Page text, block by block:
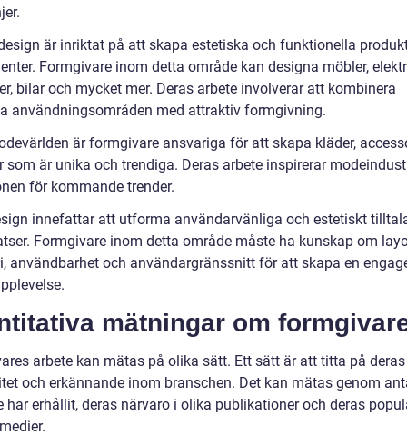
är inriktat på att skapa estetiska och funktionella
Formgivare inom detta område kan designa möbler,
bilar och mycket mer. Deras arbete involverar att kombinera
användningsområden med attraktiv formgivning.
är formgivare ansvariga för att skapa kläder,
som är unika och trendiga. Deras arbete inspirerar
för kommande trender.
innefattar att utforma användarvänliga och estetiskt
Formgivare inom detta område måste ha kunskap om
användbarhet och användargränssnitt för att skapa en
mätningar om
arbete kan mätas på olika sätt. Ett sätt är att titta på deras
och erkännande inom branschen. Det kan mätas genom
har erhållit, deras närvaro i olika publikationer och deras